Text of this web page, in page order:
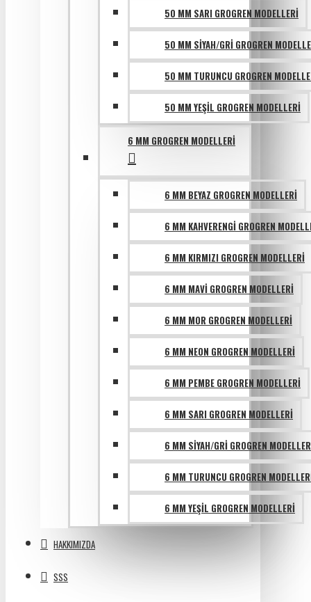
50 MM SARI GROGREN MODELLERI
50 MM SIYAH/GRI GROGREN
50 MM TURUNCU GROGREN
50 MM YEŞIL GROGREN MODELLERI
6 MM GROGREN MODELLERI
6 MM BEYAZ GROGREN MODELLERI
6 MM KAHVERENGI GROGREN
6 MM KIRMIZI GROGREN MODELLERI
6 MM MAVI GROGREN MODELLERI
6 MM MOR GROGREN MODELLERI
6 MM NEON GROGREN MODELLERI
6 MM PEMBE GROGREN MODELLERI
6 MM SARI GROGREN MODELLERI
6 MM SIYAH/GRI GROGREN
6 MM TURUNCU GROGREN
6 MM YEŞIL GROGREN MODELLERI
HAKKIMIZDA
SSS